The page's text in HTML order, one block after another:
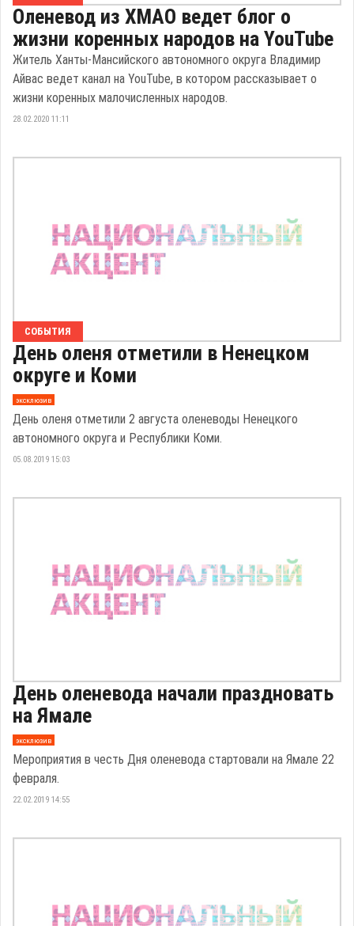
Оленевод из ХМАО ведет блог о
жизни коренных народов на YouTube
Житель Ханты-Мансийского автономного округа Владимир
Айвас ведет канал на YouTube, в котором рассказывает о
жизни коренных малочисленных народов.
28.02.2020 11:11
СОБЫТИЯ
День оленя отметили в Ненецком
округе и Коми
эксклюзив
День оленя отметили 2 августа оленеводы Ненецкого
автономного округа и Республики Коми.
05.08.2019 15:03
День оленевода начали праздновать
на Ямале
эксклюзив
Мероприятия в честь Дня оленевода стартовали на Ямале 22
февраля.
22.02.2019 14:55